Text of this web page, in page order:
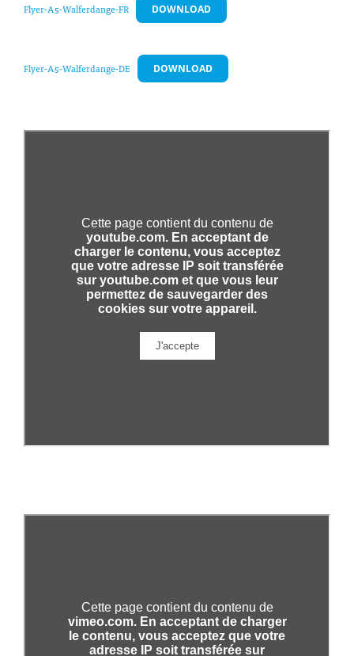
Flyer-A5-Walferdange-FR DOWNLOAD
Flyer-A5-Walferdange-DE DOWNLOAD